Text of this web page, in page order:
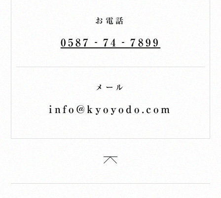
お電話
0587‐74‐7899
メール
info@kyoyodo.com